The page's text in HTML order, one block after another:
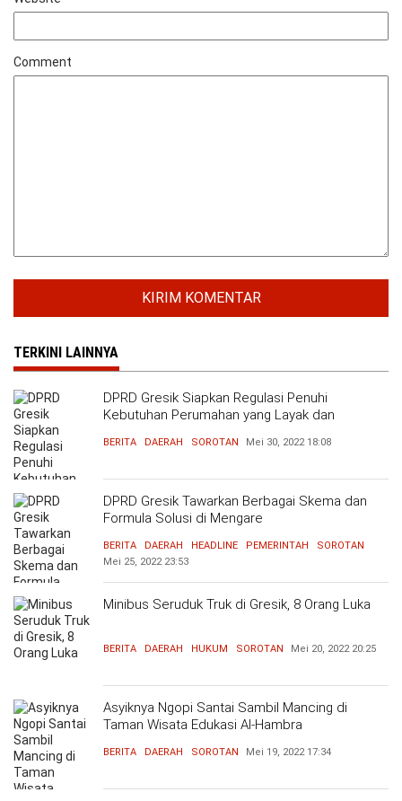
Comment
TERKINI LAINNYA
DPRD Gresik Siapkan Regulasi Penuhi
Kebutuhan Perumahan yang Layak dan
BERITA DAERAH SOROTAN Mei 30, 2022 18:08
DPRD Gresik Tawarkan Berbagai Skema dan
Formula Solusi di Mengare
BERITA DAERAH HEADLINE PEMERINTAH
SOROTAN
Mei 25, 2022 23:53
Minibus Seruduk Truk di Gresik, 8 Orang Luka
BERITA DAERAH HUKUM SOROTAN Mei 20, 2022 20:25
Asyiknya Ngopi Santai Sambil Mancing di
Taman Wisata Edukasi Al-Hambra
BERITA DAERAH SOROTAN Mei 19, 2022 17:34